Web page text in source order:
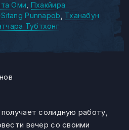
Оми Пхакйира
Punnapob
Тханабун
Тубтхонг
солидную работу,
вечер со своими